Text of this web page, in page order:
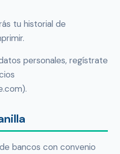
tu historial de
personales, regístrate
de bancos con convenio